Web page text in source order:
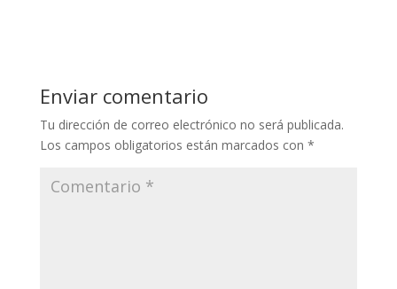
Enviar comentario
Tu dirección de correo electrónico no será publicada.
Los campos obligatorios están marcados con *